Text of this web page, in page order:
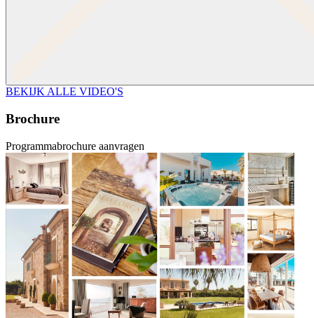
BEKIJK ALLE VIDEO'S
Brochure
Programmabrochure aanvragen